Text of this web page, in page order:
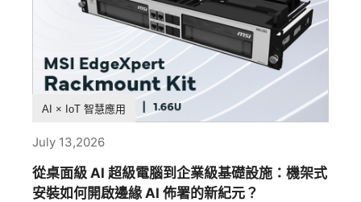
產品特色
AI × IoT 智慧應用
July 13,2026
從桌面級 AI 超級電腦到企業級基礎設施：機架式
安裝如何開啟邊緣 AI 佈署的新紀元？